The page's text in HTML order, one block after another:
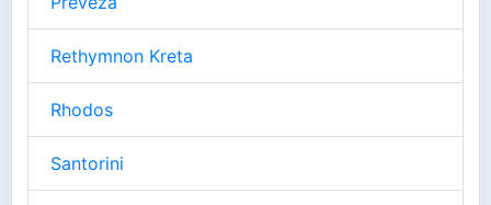
Rethymnon Kreta
Rhodos
Santorini